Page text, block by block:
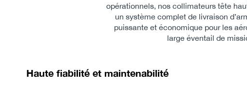
opérationnels, nos collimateurs tête
un système complet de livraison
puissante et économique pour les
large éventail de
Haute fiabilité et maintenabilité